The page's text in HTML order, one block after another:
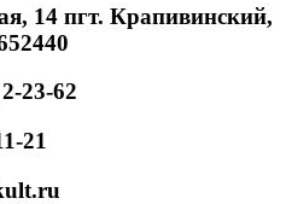
14 пгт. Крапивинский,
23-62
21